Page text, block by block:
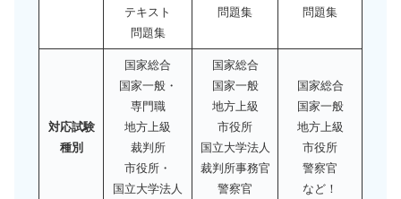
テキスト
問題集
問題集
問題集
対応試験
種別
国家総合
国家一般・
専門職
地方上級
裁判所
市役所・
国立大学法人
国家総合
国家一般
地方上級
市役所
国立大学法人
裁判所事務官
警察官
国家総合
国家一般
地方上級
市役所
警察官
など！